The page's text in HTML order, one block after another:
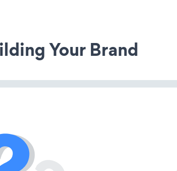
Your Brand